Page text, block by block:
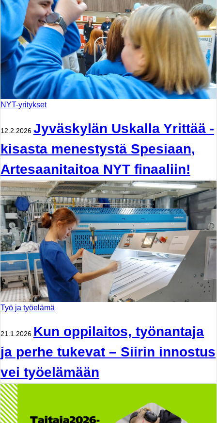
NYT-yritykset
12.2.2026 Jyväskylän Uskalla Yrittää -
kisasta menestystä Spesiaan,
Artesaanitaitoa NYT finaaliin!
Työ ja työelämä
21.1.2026 Kun oppilaitos, työnantaja
ja perhe tukevat – Siirin innostus
vei työelämään